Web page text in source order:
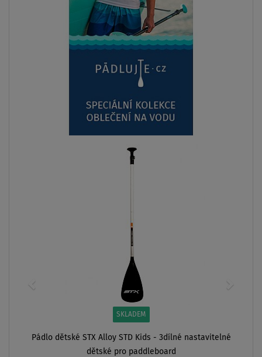
SKLADEM
Pádlo dětské STX Alloy STD Kids - 3dílné nastavitelné
dětské pro paddleboard